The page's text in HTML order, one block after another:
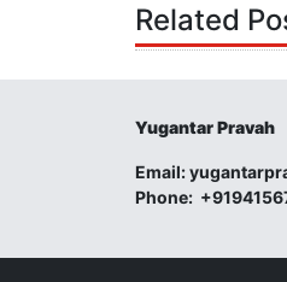
Related
Yugantar Pravah
Email:
Phone: